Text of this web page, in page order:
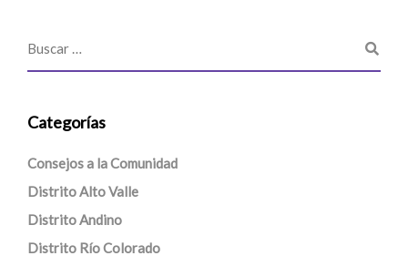
Categorías
Consejos a la Comunidad
Distrito Alto Valle
Distrito Andino
Distrito Río Colorado